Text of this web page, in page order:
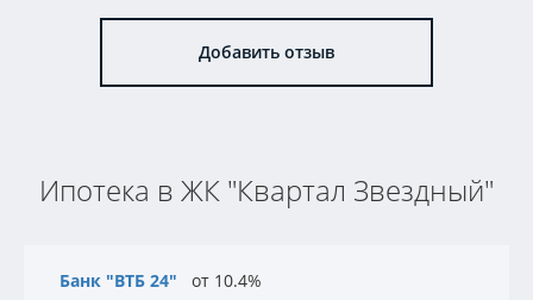
Добавить отзыв
Ипотека в ЖК "Квартал Звездный"
Банк "ВТБ 24" от 10.4%